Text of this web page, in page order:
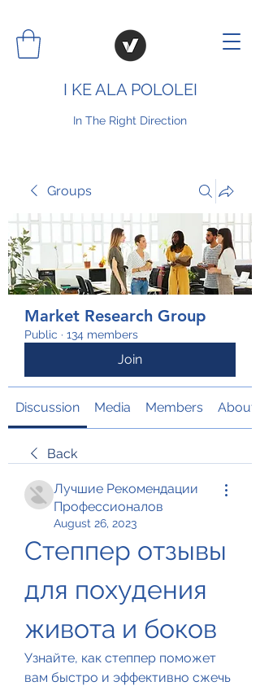
I KE ALA POLOLEI
In The Right Direction
Groups
Market Research Group
Public · 134 members
Join
Discussion Media Members About
Back
Лучшие Рекомендации
Профессионалов
August 26, 2023
Степпер отзывы
для похудения
живота и боков
Узнайте, как степпер поможет
вам быстро и эффективно сжечь